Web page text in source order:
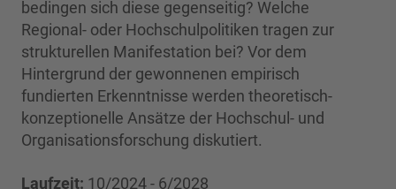
bedingen sich diese gegenseitig? Welche
Regional- oder Hochschulpolitiken tragen zur
strukturellen Manifestation bei? Vor dem
Hintergrund der gewonnenen empirisch
fundierten Erkenntnisse werden theoretisch-
konzeptionelle Ansätze der Hochschul- und
Organisationsforschung diskutiert.
Laufzeit: 10/2024 - 6/2028